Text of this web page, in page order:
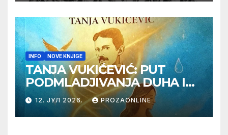
INFO NOVE KNJIGE
TANJA VUKIĆEVIĆ: PUT
PODMLADJIVANJA DUHA I
TELA SA TESLOM
12. ЈУЛ 2026. PROZAONLINE